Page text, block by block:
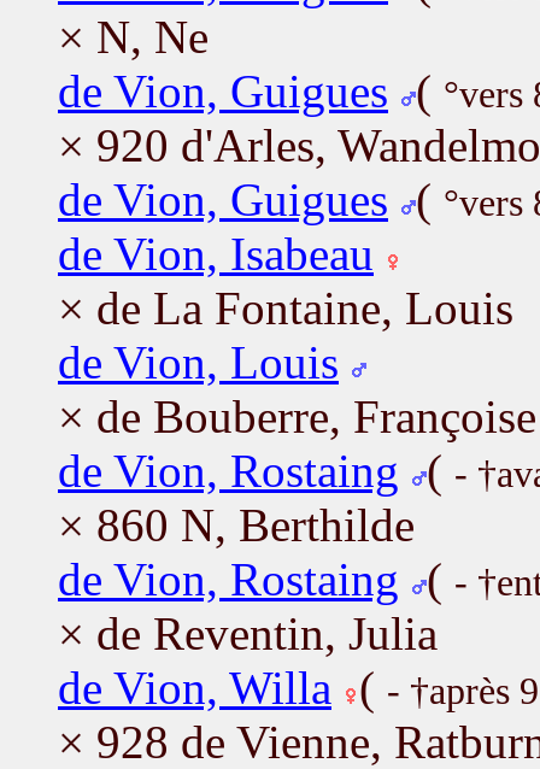
× N, Ne
de Vion, Guigues ( °vers
× 920 d'Arles,
de Vion, Guigues ( °vers
de Vion, Isabeau
× de La Fontaine, Louis
de Vion, Louis
× de Bouberre, Françoise
de Vion, Rostaing
( -
× 860 N, Berthilde
de Vion, Rostaing
( -
× de Reventin, Julia
de Vion, Willa ( - †après
× 928 de Vienne,